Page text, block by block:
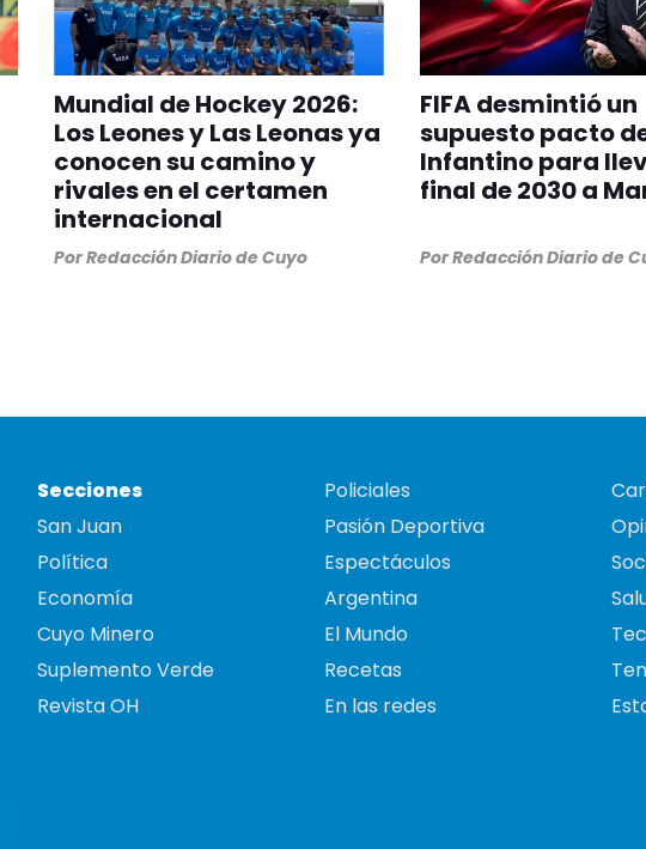
Mundial de Hockey 2026:
Los Leones y Las Leonas ya
conocen su camino y
rivales en el certamen
internacional
PorRedacción Diario de Cuyo
FIFA desmintió un
supuesto pacto
Infantino para
final de 2030 a
PorRedacción Diario de
Secciones
San Juan
Política
Economía
Cuyo Minero
Suplemento Verde
Revista OH
Policiales
Pasión Deportiva
Espectáculos
Argentina
El Mundo
Recetas
En las redes